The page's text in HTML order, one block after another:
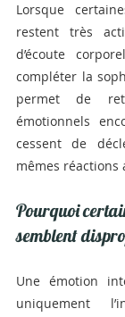
Lorsque
restent très
d’écoute
compléter la
permet de
émotionnels
cessent de
mêmes réactions
Pourquoi
semblent
Une émotion
uniquement